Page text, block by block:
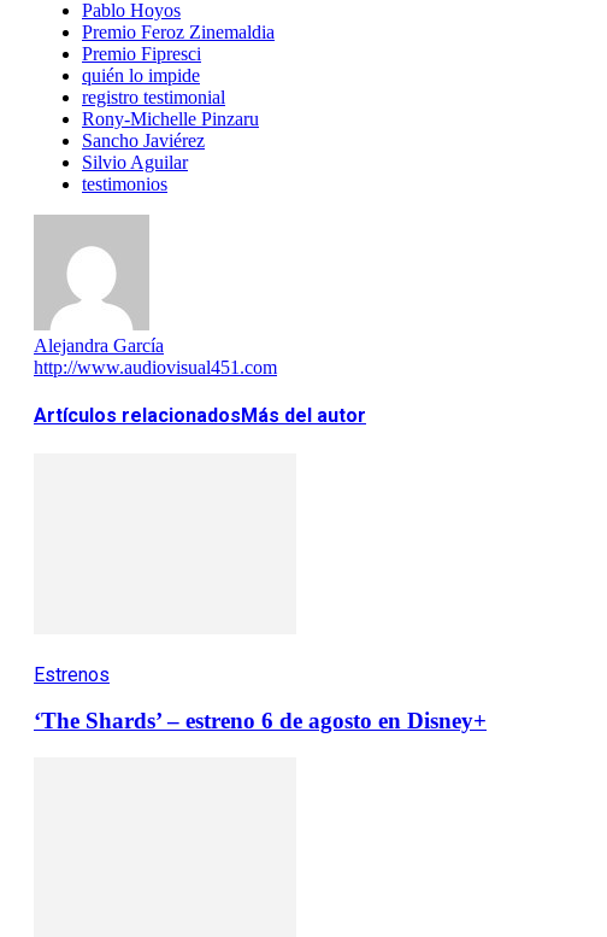
Pablo Hoyos
Premio Feroz Zinemaldia
Premio Fipresci
quién lo impide
registro testimonial
Rony-Michelle Pinzaru
Sancho Javiérez
Silvio Aguilar
testimonios
Alejandra García
http://www.audiovisual451.com
Artículos relacionados Más del autor
Estrenos
‘The Shards’ – estreno 6 de agosto en Disney+